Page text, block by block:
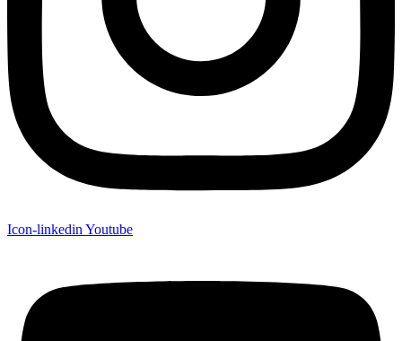
Icon-linkedin Youtube